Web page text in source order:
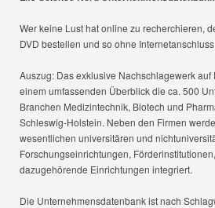
Wer keine Lust hat online zu recherchieren,
DVD bestellen und so ohne
Auszug: Das exklusive Nachschlagewerk auf
einem umfassenden Überblick die ca. 500
Branchen Medizintechnik, Biotech und
Schleswig-Holstein. Neben den Firmen
wesentlichen universitären und
Forschungseinrichtungen,
dazugehörende Einrichtungen integriert.
Die Unternehmensdatenbank ist nach